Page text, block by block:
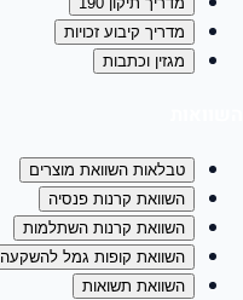
מדריך קיבוע זכויות
מגזין וכתבות
טבלאות השוואת מוצרים
השוואת קרנות פנסיה
השוואת קרנות השתלמות
השוואת קופות גמל להשקעה
השוואת תשואות